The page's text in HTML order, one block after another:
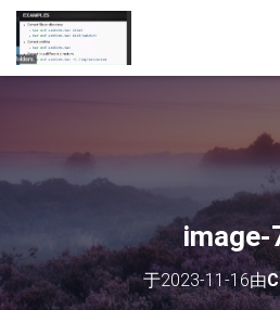
image-
于2023-11-16由